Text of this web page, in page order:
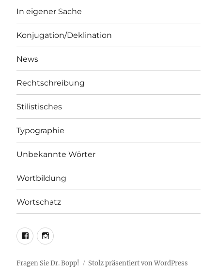
In eigener Sache
Konjugation/Deklination
News
Rechtschreibung
Stilistisches
Typographie
Unbekannte Wörter
Wortbildung
Wortschatz
LEO@Facebook
LEO@Instagram
Fragen Sie Dr. Bopp! Stolz präsentiert von WordPress